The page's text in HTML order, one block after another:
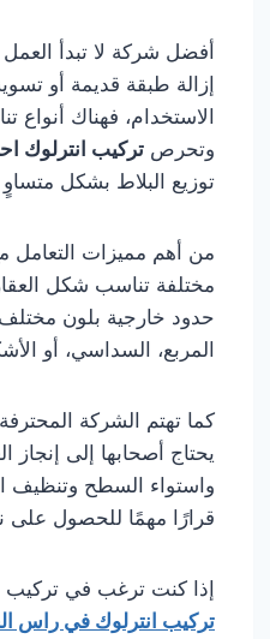
أفضل شركة لا تبدأ
إزالة طبقة قديمة أو
الاستخدام، فهناك
وتحرص تركيب انترلوك
توزيع البلاط بشكل
من أهم مميزات التعامل
مختلفة تناسب شكل
حدود خارجية بلون مختلف
المربع، السداسي، أو
كما تهتم الشركة
يحتاج أصحابها إلى إنجاز
واستواء السطح وتنظيف
قرارًا مهمًا للحصول على
إذا كنت ترغب في تركيب
تركيب انترلوك في راس